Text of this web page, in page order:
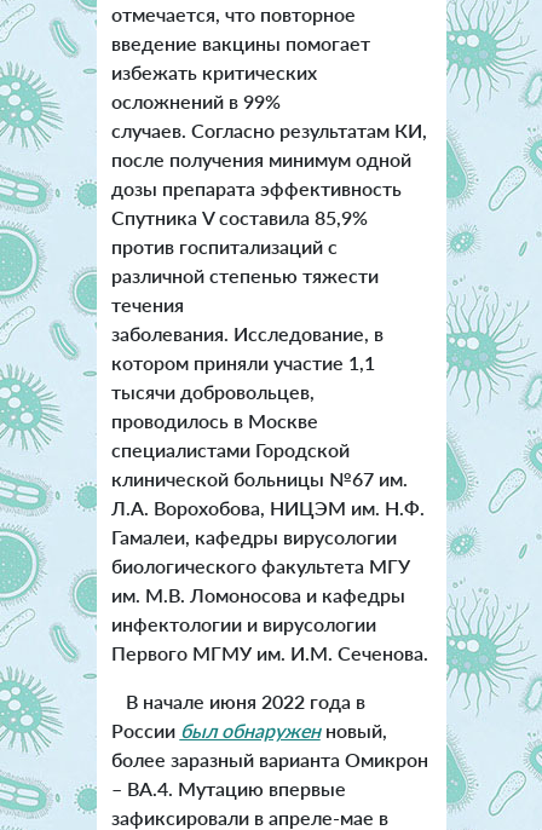
отмечается, что повторное
введение вакцины помогает
избежать критических
осложнений в 99%
случаев. Согласно результатам КИ,
после получения минимум одной
дозы препарата эффективность
Спутника V составила 85,9%
против госпитализаций с
различной степенью тяжести
течения
заболевания. Исследование, в
котором приняли участие 1,1
тысячи добровольцев,
проводилось в Москве
специалистами Городской
клинической больницы №67 им.
Л.А. Ворохобова, НИЦЭМ им. Н.Ф.
Гамалеи, кафедры вирусологии
биологического факультета МГУ
им. М.В. Ломоносова и кафедры
инфектологии и вирусологии
Первого МГМУ им. И.М. Сеченова.
В начале июня 2022 года в
России был обнаруженновый,
более заразный варианта Омикрон
– ВА.4. Мутацию впервые
зафиксировали в апреле-мае в